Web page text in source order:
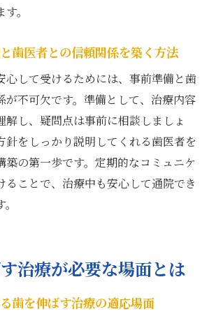
拡大に強い歯医者の正しい対処方
相談できる歯根膜腔拡大の予防策
提案する歯根膜腔拡大時のケア方
拡大と歯医者での治療選択肢につ
グスニング費用の比較ポイント
でクラウンレングスニング費用を比
法
る
目安
。
歯医者との信頼関係を築く方法
心して受けるためには、事前準備と歯
が不可欠です。準備として、治療内容
解し、疑問点は事前に相談しましょ
針をしっかり説明してくれる歯医者を
築の第一歩です。定期的なコミュニケ
ることで、治療中も安心して通院でき
治療が必要な場面とは
歯を伸ばす治療の適応場面